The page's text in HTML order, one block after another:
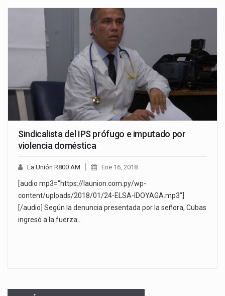
Sindicalista del IPS prófugo e imputado por
violencia doméstica
La Unión R800 AM Ene 16, 2018
[audio mp3="https://launion.com.py/wp-
content/uploads/2018/01/24-ELSA-IDOYAGA.mp3"]
[/audio] Según la denuncia presentada por la señora, Cubas
ingresó a la fuerza…